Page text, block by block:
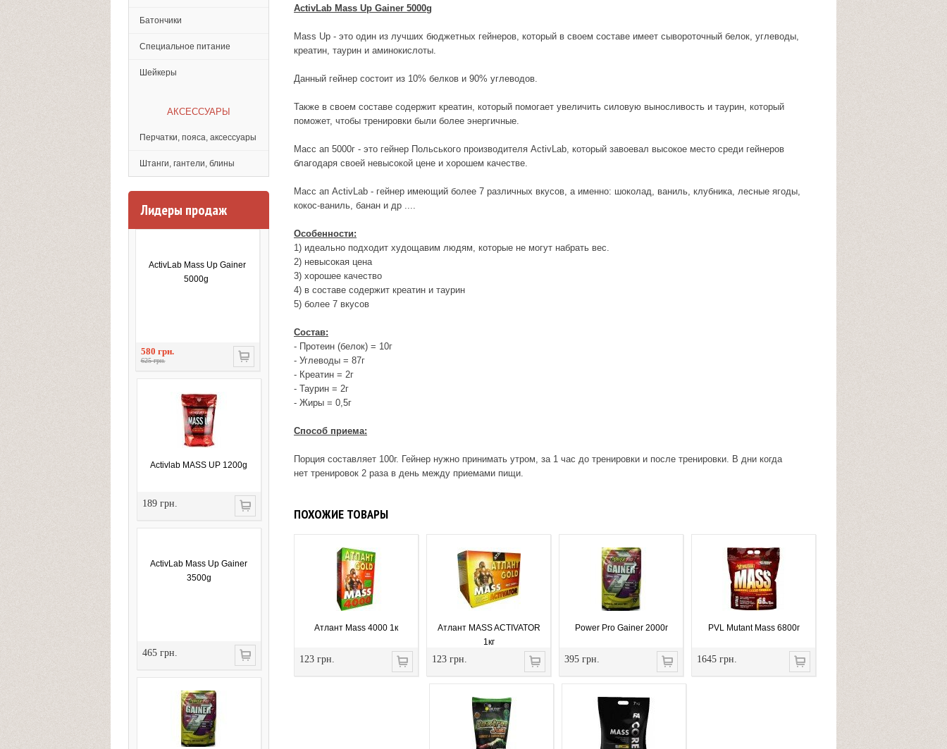
Батончики
Специальное питание
Шейкеры
АКСЕССУАРЫ
Перчатки, пояса, аксессуары
Штанги, гантели, блины
Лидеры продаж
ActivLab Mass Up Gainer
5000g
580 грн.
625 грн.
Activlab MASS UP 1200g
189 грн.
ActivLab Mass Up Gainer
3500g
465 грн.
ActivLab Mass Up Gainer 5000g
Mass Up - это один из лучших бюджетных гейнеров, который в своем составе имеет сывороточный белок, углеводы,
креатин, таурин и аминокислоты.
Данный гейнер состоит из 10% белков и 90% углеводов.
Также в своем составе содержит креатин, который помогает увеличить силовую выносливость и таурин, который
поможет, чтобы тренировки были более энергичные.
Масс ап 5000г - это гейнер Польського производителя АсtivLab, который завоевал высокое место среди гейнеров
благодаря своей невысокой цене и хорошем качестве.
Масс ап ActivLab - гейнер имеющий более 7 различных вкусов, а именно: шоколад, ваниль, клубника, лесные ягоды,
кокос-ваниль, банан и др ....
Особенности:
1) идеально подходит худощавим людям, которые не могут набрать вес.
2) невысокая цена
3) хорошее качество
4) в составе содержит креатин и таурин
5) более 7 вкусов
Состав:
- Протеин (белок) = 10г
- Углеводы = 87г
- Креатин = 2г
- Таурин = 2г
- Жиры = 0,5г
Способ приема:
Порция составляет 100г. Гейнер нужно принимать утром, за 1 час до тренировки и после тренировки. В дни когда
нет тренировок 2 раза в день между приемами пищи.
ПОХОЖИЕ ТОВАРЫ
Атлант Mass 4000 1к
123 грн.
Атлант MASS ACTIVATOR
1кг
123 грн.
Power Pro Gainer 2000г
395 грн.
PVL Mutant Mass 6800г
1645 грн.